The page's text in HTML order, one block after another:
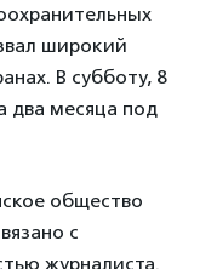
широкий
В субботу, 8
два месяца под
общество
с
журналиста.